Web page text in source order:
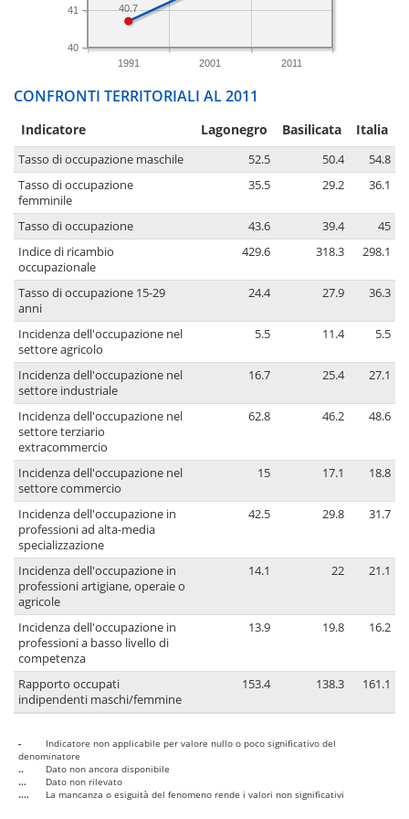
1991 2001 2011
40
41 40.7
CONFRONTI TERRITORIALI AL 2011
Indicatore Lagonegro Basilicata Italia
Tasso di occupazione maschile 52.5 50.4
54.8
Tasso di occupazione
femminile
35.5 29.2 36.1
Tasso di occupazione 43.6 39.4
45
Indice di ricambio
occupazionale
429.6 318.3 298.1
Tasso di occupazione 15-29
anni
24.4 27.9 36.3
Incidenza dell'occupazione nel
settore agricolo
5.5 11.4 5.5
Incidenza dell'occupazione nel
settore industriale
16.7 25.4 27.1
Incidenza dell'occupazione nel
settore terziario
extracommercio
62.8 46.2 48.6
Incidenza dell'occupazione nel
settore commercio
15 17.1 18.8
Incidenza dell'occupazione in
professioni ad alta-media
specializzazione
42.5 29.8 31.7
Incidenza dell'occupazione in
professioni artigiane, operaie o
agricole
14.1 22 21.1
Incidenza dell'occupazione in
professioni a basso livello di
competenza
13.9 19.8 16.2
Rapporto occupati
indipendenti maschi/femmine
153.4 138.3 161.1
-
Indicatore non applicabile per valore nullo o poco significativo del
denominatore
..
Dato non ancora disponibile
...
Dato non rilevato
....
La mancanza o esiguità del fenomeno rende i valori non significativi